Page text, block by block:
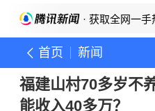
· 获取全网一手
首页 新闻
福建山村70多岁不
能收入40多万？